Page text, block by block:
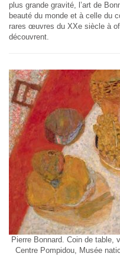
plus grande gravité, l’art de
beauté du monde et à celle du
rares œuvres du XXe siècle à
découvrent.
Pierre Bonnard. Coin de table,
Centre Pompidou, Musée